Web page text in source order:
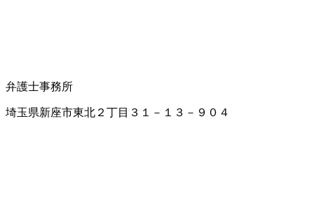
弁護士事務所
埼玉県新座市東北２丁目３１－１３－９０４